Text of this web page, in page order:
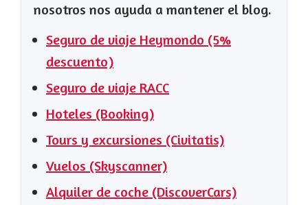
nosotros nos ayuda a mantener el blog.
Seguro de viaje Heymondo (5%
descuento)
Seguro de viaje RACC
Hoteles (Booking)
Tours y excursiones (Civitatis)
Vuelos (Skyscanner)
Alquiler de coche (DiscoverCars)